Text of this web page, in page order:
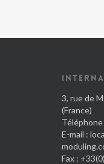
3, rue de
(France)
E-mail :
Fax :